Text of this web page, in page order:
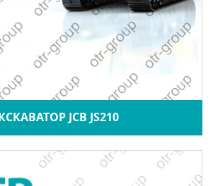
JCB JS210